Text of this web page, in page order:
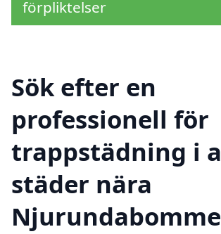
förpliktelser
Sök efter en
professionell för
trappstädning i
städer nära